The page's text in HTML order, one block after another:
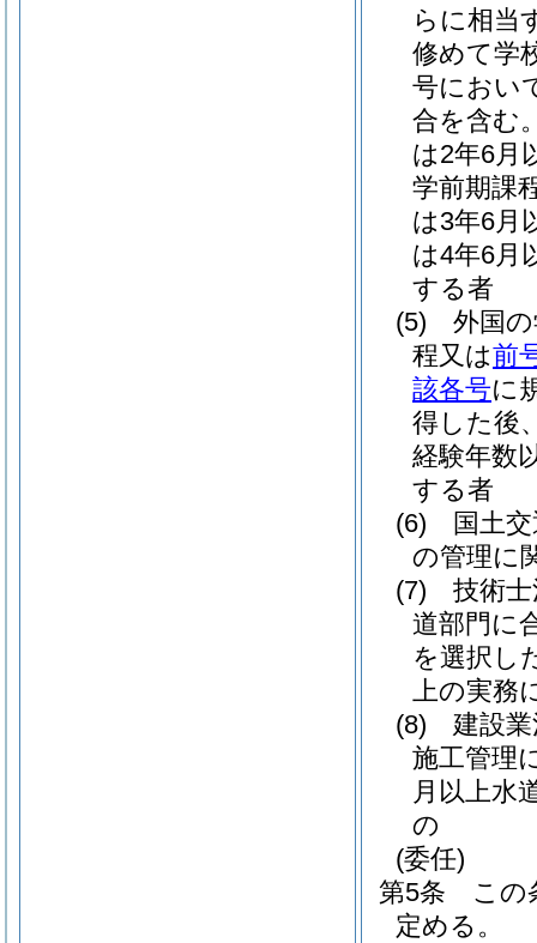
らに相当
修めて学
号におい
合を含む
は2年6月
学前期課
は3年6月
は4年6月
する者
(5)
外国
程又は前
該各号に
得した後
経験年数
する者
(6)
国土
の管理に
(7)
技術
道部門に
を選択し
上の実務
(8)
建設
施工管理
月以上水
の
(委任)
第5条
この
定める。